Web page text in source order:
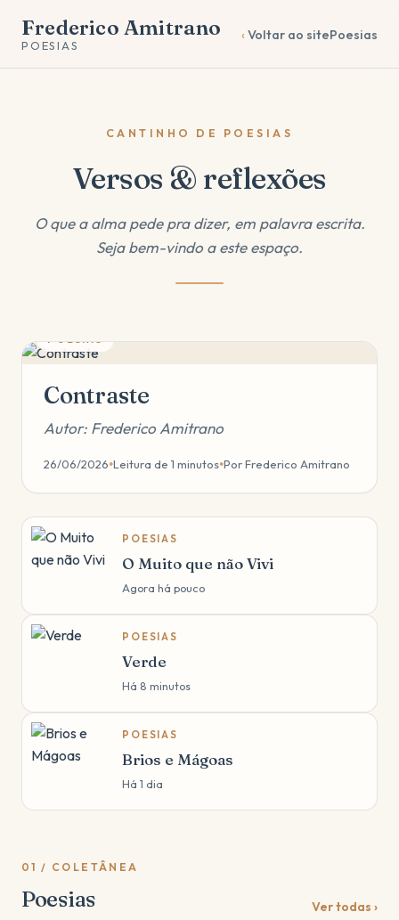
Frederico Amitrano
POESIAS
Voltar ao sitePoesias
CANTINHO DE POESIAS
Versos & reflexões
O que a alma pede pra dizer, em palavra escrita.
Seja bem-vindo a este espaço.
POESIAS
Contraste
Autor: Frederico Amitrano
26/06/2026●Leitura de 1 minutos●Por Frederico Amitrano
POESIAS
O Muito que não Vivi
Agora há pouco
POESIAS
Verde
Há 8 minutos
POESIAS
Brios e Mágoas
Há 1 dia
01 / COLETÂNEA
Poesias Ver todas